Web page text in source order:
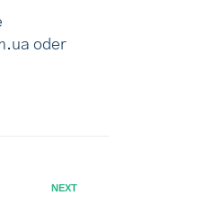
oder
NEXT